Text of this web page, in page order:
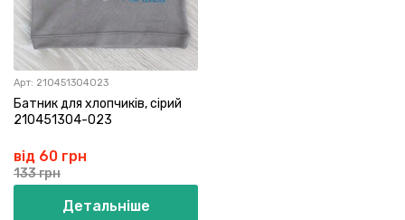
Арт: 210451304023
Батник для хлопчиків, сірий
210451304-023
від 60 грн
133 грн
Детальніше